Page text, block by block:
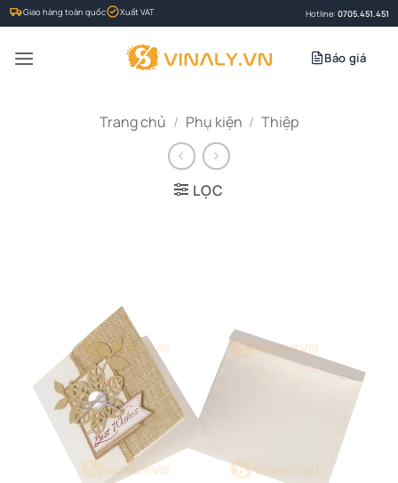
Bỏ
qua
nội
Giao hàng toàn quốc Xuất VAT Hotline: 0705.451.451
Báo giá
Trang chủ / Phụ kiện / Thiệp
LỌC